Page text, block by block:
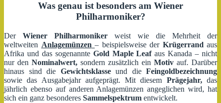
Was genau ist besonders am Wiener
Philharmoniker?
Der Wiener Philharmoniker weist wie die Mehrheit der
weltweiten Anlagemünzen – beispielsweise der Krügerrand aus
Afrika und das sogenannte Gold Maple Leafaus Kanada – nicht
nur den Nominalwert, sondern zusätzlich ein Motiv auf. Darüber
hinaus sind die Gewichtsklasseund die Feingoldbezeichnung
sowie das Ausgabejahr aufgeprägt. Mit diesem Prägejahr,das
jährlich ebenso auf anderen Anlagemünzen angeglichen wird, hat
sich ein ganz besonderes Sammelspektrum entwickelt.